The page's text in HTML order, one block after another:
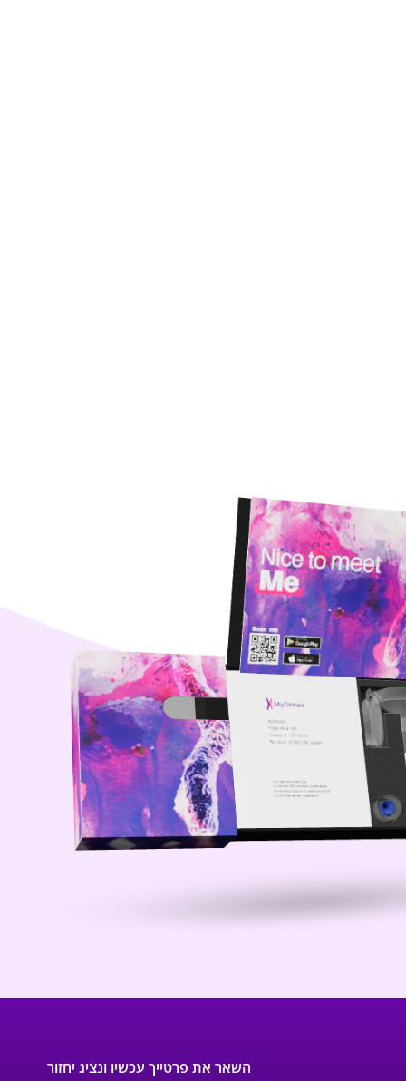
השאר את פרטייך עכשיו ונציג יחזור